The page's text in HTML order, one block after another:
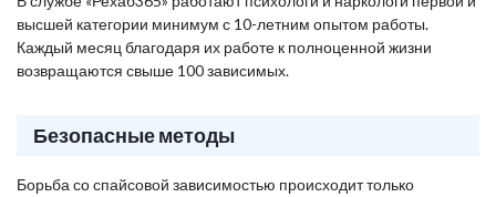
высшей категории минимум с 10-летним опытом работы.
Каждый месяц благодаря их работе к полноценной жизни
возвращаются свыше 100 зависимых.
Безопасные методы
Борьба со спайсовой зависимостью происходит только